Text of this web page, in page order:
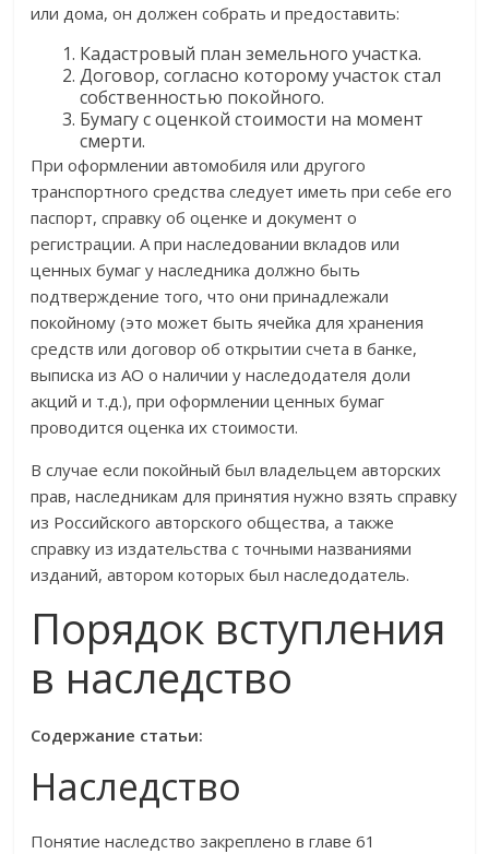
или дома, он должен собрать и предоставить:
Кадастровый план земельного участка.
Договор, согласно которому участок стал
собственностью покойного.
Бумагу с оценкой стоимости на момент
смерти.
При оформлении автомобиля или другого
транспортного средства следует иметь при себе его
паспорт, справку об оценке и документ о
регистрации. А при наследовании вкладов или
ценных бумаг у наследника должно быть
подтверждение того, что они принадлежали
покойному (это может быть ячейка для хранения
средств или договор об открытии счета в банке,
выписка из АО о наличии у наследодателя доли
акций и т.д.), при оформлении ценных бумаг
проводится оценка их стоимости.
В случае если покойный был владельцем авторских
прав, наследникам для принятия нужно взять справку
из Российского авторского общества, а также
справку из издательства с точными названиями
изданий, автором которых был наследодатель.
Порядок вступления
в наследство
Содержание статьи:
Наследство
Понятие наследство закреплено в главе 61